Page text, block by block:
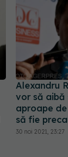
Alexandru
vor să
aproape
să fie
30 noi 2021, 23:27